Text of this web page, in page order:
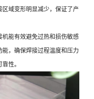
域变形明显减少，保证了产
能有效避免过热和损伤敏感
，确保焊接过程温度和压力
性。